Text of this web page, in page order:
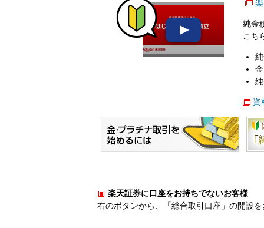
純金
こち
資
楽天証券に口座をお持ちでないお客様
右のボタンから、「総合取引口座」の開設